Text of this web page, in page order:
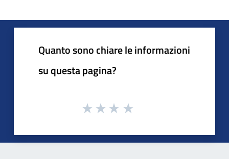
Quanto sono chiare le informazioni
su questa pagina?